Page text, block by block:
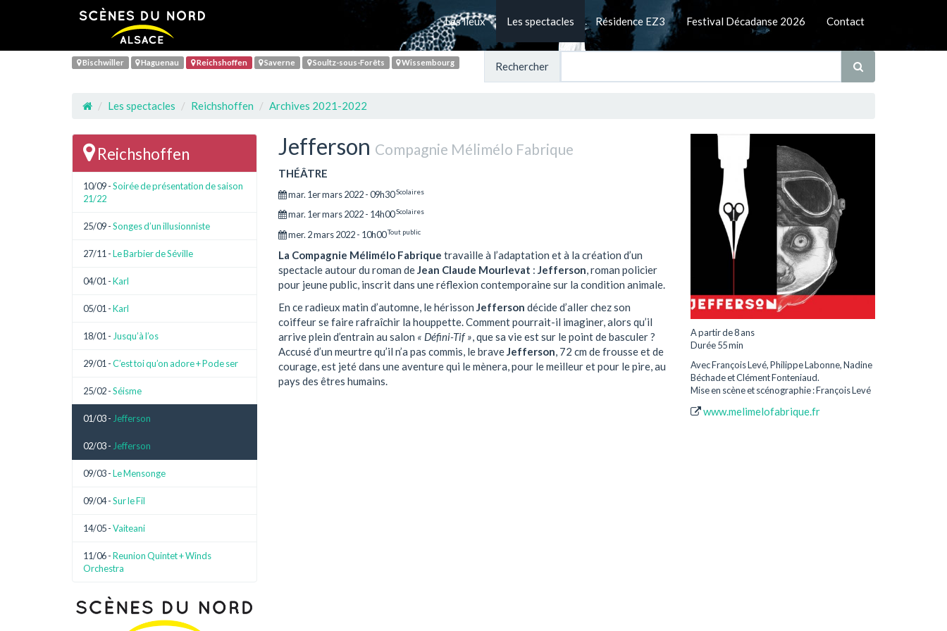
Les lieux Les spectacles Résidence EZ3 Festival Décadanse 2026 Contact
Bischwiller Haguenau Reichshoffen Saverne Soultz-sous-Forêts Wissembourg Rechercher
Les spectacles Reichshoffen Archives 2021-2022
Jefferson Compagnie Mélimélo Fabrique
THÉÂTRE
mar. 1er mars 2022 - 09h30Scolaires
mar. 1er mars 2022 - 14h00Scolaires
mer. 2 mars 2022 - 10h00Tout public
La Compagnie Mélimélo Fabrique travaille à l’adaptation et à la création d’un
spectacle autour du roman deJean Claude Mourlevat : Jefferson, roman policier
pour jeune public, inscrit dans une réflexion contemporaine sur la condition animale.
En ce radieux matin d’automne, le hérisson Jefferson décide d’aller chez son
coiffeur se faire rafraîchir la houppette. Comment pourrait-il imaginer, alors qu’il
arrive plein d’entrain au salon « Défini-Tif » , que sa vie est sur le point de basculer ?
Accusé d’un meurtre qu’il n’a pas commis, le brave Jefferson , 72 cm de frousse et de
courage, est jeté dans une aventure qui le mènera, pour le meilleur et pour le pire, au
pays des êtres humains.
A partir de 8 ans
Durée 55 min
Avec François Levé, Philippe Labonne, Nadine
Béchade et Clément Fonteniaud.
Mise en scène et scénographie : François Levé
www.melimelofabrique.fr
Reichshoffen
10/09 -Soirée de présentation de saison
21/22
25/09 -Songes d’un illusionniste
27/11 -Le Barbier de Séville
04/01 -Karl
05/01 -Karl
18/01 - Jusqu’à l’os
29/01 -C’est toi qu’on adore + Pode ser
25/02 -Séisme
01/03 - Jefferson
02/03 - Jefferson
09/03 -Le Mensonge
09/04 -Sur le Fil
14/05 -Vaiteani
11/06 -Reunion Quintet + Winds
Orchestra